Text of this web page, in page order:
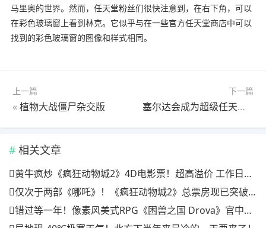
马里奥的世界。然而，任天堂粉丝们很快注意到，在右下角，可以
在彩色玻璃窗上看到林克。它似乎与在一些官方任天堂商店中可以
找到的彩色玻璃窗的图像和样式相同。
上一篇
«植物大战僵尸杂交版
下一篇
塞尔达会成为超级任天堂世界的一部分吗？
相关文章
黄牛疯炒《疯狂动物城2》4D电影票！超高溢价 工作日也满场
仅次于两部《哪吒》！《疯狂动物城2》总票房现已突破20亿
错过等一年！像素风美式RPG《困兽之国 Drova》官中上线特惠倒计时三天